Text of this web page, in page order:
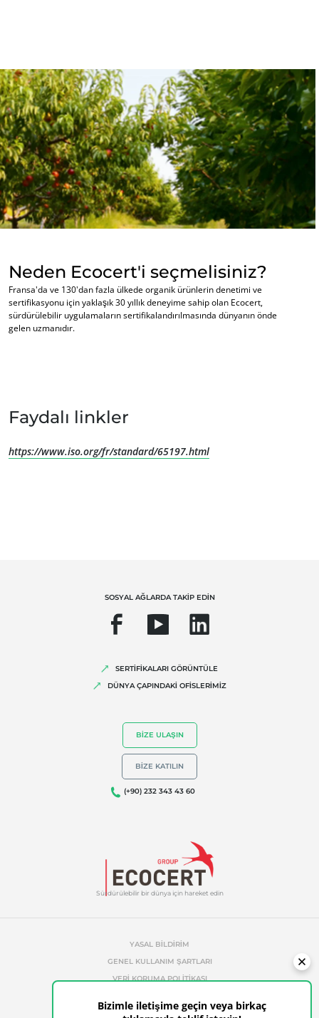
UZMANLIKLARIMIZ
Kalite ve gıda güvenliği
Biyoçeşitlilik ve iklim değişikliği
Neden Ecocert'i seçmelisiniz?
Fransa'da ve 130'dan fazla ülkede organik ürünlerin denetimi ve
sertifikasyonu için yaklaşık 30 yıllık deneyime sahip olan Ecocert,
sürdürülebilir uygulamaların sertifikalandırılmasında dünyanın önde
gelen uzmanıdır.
Faydalı linkler
https://www.iso.org/fr/standard/65197.html
Sürdürülebilir bir dünya için hareket edin
SOSYAL AĞLARDA TAKİP EDİN
SERTİFİKALARI GÖRÜNTÜLE
DÜNYA ÇAPINDAKİ OFİSLERİMİZ
BIZE ULAŞIN
BIZE KATILIN
(+90) 232 343 43 60
YASAL BILDIRIM
GENEL KULLANIM ŞARTLARI
VERI KORUMA POLITIKASI
İZINSIZ REFERANS
Bizimle iletişime geçin veya birkaç